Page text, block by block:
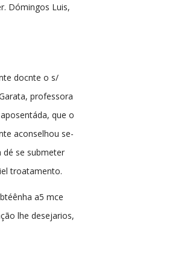
Dómingos Luis,
docnte o s/
professora
que o
aconselhou se-
dé se submeter
troatamento.
a5 mce
lhe desejarios,